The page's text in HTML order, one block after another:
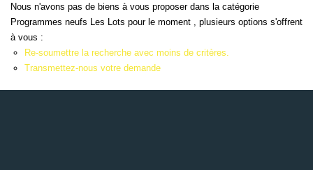
FAIRE GÉRER
NOS AGENCES
Budget max Plus de critères
Nous n'avons pas de biens à vous proposer dans la catégorie
Programmes neufs Les Lots pour le moment , plusieurs options s'offrent
à vous :
Re-soumettre la recherche avec moins de critères.
Transmettez-nous votre demande